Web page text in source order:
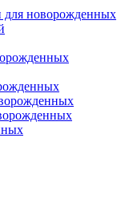
для новорожденных